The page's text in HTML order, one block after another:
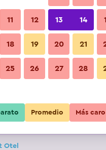
Proveedor Total noche
$38
$54
Otel
11 12 13 14
18 19 20 21
25 26 27 28
Promedio Más caro